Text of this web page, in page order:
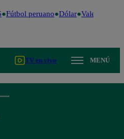
Fútbol peruano Dólar Valentina
TV en vivo MENÚ